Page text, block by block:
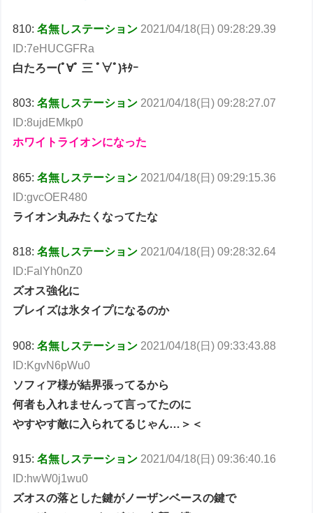
810:名無しステーション 2021/04/18(日) 09:28:29.39
ID:7eHUCGFRa
白たろー(ﾟ∀ﾟ 三 ﾟ∀ﾟ)ｷﾀｰ
803:名無しステーション 2021/04/18(日) 09:28:27.07
ID:8ujdEMkp0
ホワイトライオンになった
865:名無しステーション 2021/04/18(日) 09:29:15.36
ID:gvcOER480
ライオン丸みたくなってたな
818:名無しステーション 2021/04/18(日) 09:28:32.64
ID:FalYh0nZ0
ズオス強化に
ブレイズは氷タイプになるのか
908:名無しステーション 2021/04/18(日) 09:33:43.88
ID:KgvN6pWu0
ソフィア様が結界張ってるから
何者も入れませんって言ってたのに
やすやす敵に入られてるじゃん…＞＜
915:名無しステーション 2021/04/18(日) 09:36:40.16
ID:hwW0j1wu0
ズオスの落とした鍵がノーザンベースの鍵で